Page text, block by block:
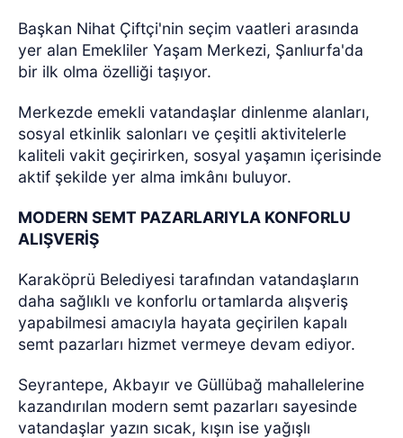
Başkan Nihat Çiftçi'nin seçim vaatleri arasında
yer alan Emekliler Yaşam Merkezi, Şanlıurfa'da
bir ilk olma özelliği taşıyor.
Merkezde emekli vatandaşlar dinlenme alanları,
sosyal etkinlik salonları ve çeşitli aktivitelerle
kaliteli vakit geçirirken, sosyal yaşamın içerisinde
aktif şekilde yer alma imkânı buluyor.
MODERN SEMT PAZARLARIYLA KONFORLU
ALIŞVERİŞ
Karaköprü Belediyesi tarafından vatandaşların
daha sağlıklı ve konforlu ortamlarda alışveriş
yapabilmesi amacıyla hayata geçirilen kapalı
semt pazarları hizmet vermeye devam ediyor.
Seyrantepe, Akbayır ve Güllübağ mahallelerine
kazandırılan modern semt pazarları sayesinde
vatandaşlar yazın sıcak, kışın ise yağışlı